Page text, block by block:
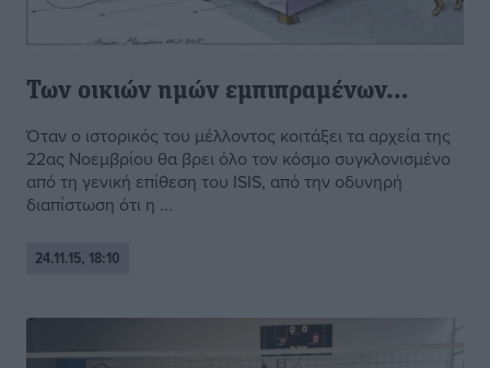
Των οικιών ημών εμπιπραμένων…
Όταν ο ιστορικός του μέλλοντος κοιτάξει τα αρχεία της
22ας Νοεμβρίου θα βρει όλο τον κόσμο συγκλονισμένο
από τη γενική επίθεση του ISIS, από την οδυνηρή
διαπίστωση ότι η ...
24.11.15, 18:10